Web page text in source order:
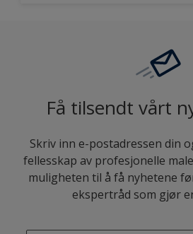
Få tilsendt vårt
Skriv inn e-postadressen din
fellesskap av profesjonelle
muligheten til å få nyhetene
ekspertråd som gjør